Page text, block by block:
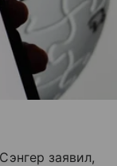
заявил,